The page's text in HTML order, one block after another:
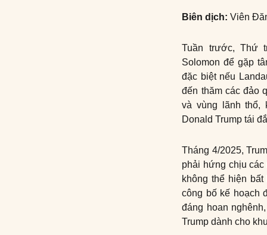
Biên dịch:Viên
Tuần trước, Thứ
Solomon để gặp
đặc biệt nếu
đến thăm các đảo
và vùng lãnh thổ,
Donald Trump tái
Tháng 4/2025,
phải hứng chịu
không thể hiện
công bố kế hoạch
đáng hoan
Trump dành cho